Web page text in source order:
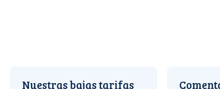
Nuestras bajas tarifas